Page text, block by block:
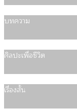
บทความ
ศิลปะเพื่อชีวิต
เรื่องสั้น